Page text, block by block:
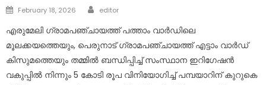
Posted
February 18, 2026 Author
editor
എരുമേലി ഗ്രാമപഞ്ചായത്ത് പത്താം വാർഡിലെ
മൂലക്കയത്തെയും, പെരുനാട് ഗ്രാമപഞ്ചായത്ത് എട്ടാം വാർഡ്
കിസുമത്തെയും തമ്മിൽ ബന്ധിപ്പിച്ച് സംസ്ഥാന ഇറിഗേഷൻ
വകുപ്പിൽ നിന്നും 5 കോടി രൂപ വിനിയോഗിച്ച് പമ്പയാറിന് കുറുകെ